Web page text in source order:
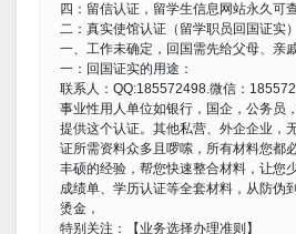
四：留信认证，留学生信息网站永久可
二：真实使馆认证（留学职员回国证实
一、工作未确定，回国需先给父母、亲
一：回国证实的用途：
联系人：QQ:185572498.微信：
事业性用人单位如银行，国企，公务员
提供这个认证。其他私营、外企企业，
证所需资料众多且啰嗦，所有材料您都
丰硕的经验，帮您快速整合材料，让您
成绩单、学历认证等全套材料，从防伪
烫金，
特别关注：【业务选择办理准则】